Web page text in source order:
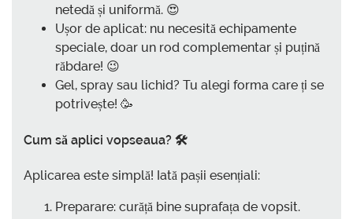
netedă și uniformă. 😍
Ușor de aplicat: nu necesită echipamente
speciale, doar un rod complementar și puțină
răbdare! 😉
Gel, spray sau lichid? Tu alegi forma care ți se
potrivește! 🥳
Cum să aplici vopseaua? 🛠️
Aplicarea este simplă! Iată pașii esențiali:
Preparare: curăță bine suprafața de vopsit.